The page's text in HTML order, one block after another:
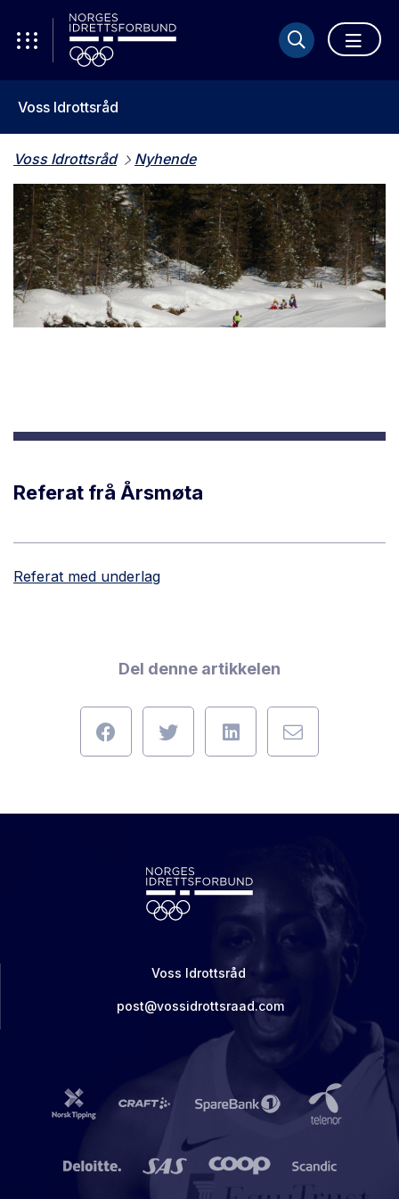
Voss Idrottsråd
Voss Idrottsråd Nyhende
Referat frå Årsmøta
Referat med underlag
Del denne artikkelen
Voss Idrottsråd
post@vossidrottsraad.com